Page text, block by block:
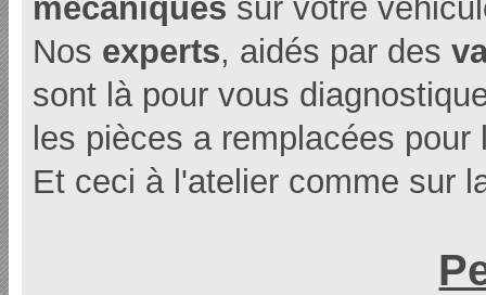
mécaniques sur votre
Nos experts, aidés par des
sont là pour vous
les pièces a remplacées
Et ceci à l'atelier comme sur